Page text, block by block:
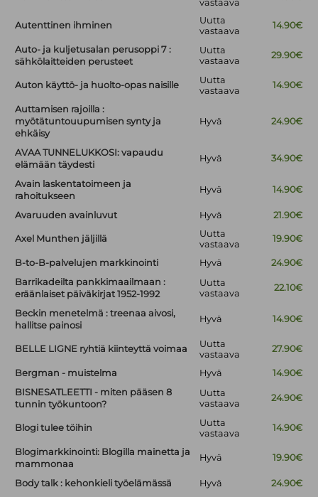
vastaava
Autenttinen ihminen
Uutta
vastaava
14.90€
Auto- ja kuljetusalan perusoppi 7 :
sähkölaitteiden perusteet
Uutta
vastaava
29.90€
Auton käyttö- ja huolto-opas naisille
Uutta
vastaava
14.90€
Auttamisen rajoilla :
myötätuntouupumisen synty ja
ehkäisy
Hyvä 24.90€
AVAA TUNNELUKKOSI: vapaudu
elämään täydesti
Hyvä 34.90€
Avain laskentatoimeen ja
rahoitukseen
Hyvä 14.90€
Avaruuden avainluvut Hyvä 21.90€
Axel Munthen jäljillä
Uutta
vastaava
19.90€
B-to-B-palvelujen markkinointi Hyvä
24.90€
Barrikadeilta pankkimaailmaan :
eräänlaiset päiväkirjat 1952-1992
Uutta
vastaava
22.10€
Beckin menetelmä : treenaa aivosi,
hallitse painosi
Hyvä 14.90€
BELLE LIGNE ryhtiä kiinteyttä voimaa
Uutta
vastaava
27.90€
Bergman - muistelma Hyvä
14.90€
BISNESATLEETTI - miten pääsen 8
tunnin työkuntoon?
Uutta
vastaava
24.90€
Blogi tulee töihin
Uutta
vastaava
14.90€
Blogimarkkinointi: Blogilla mainetta ja
mammonaa
Hyvä 19.90€
Body talk : kehonkieli työelämässä Hyvä
24.90€